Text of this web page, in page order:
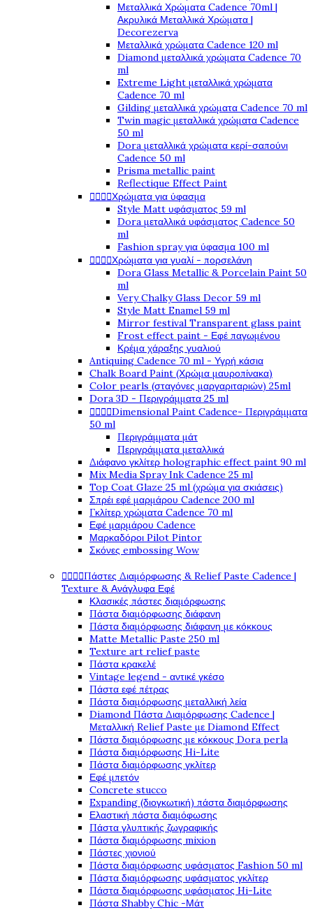
Μεταλλικά Χρώματα Cadence 70ml |
Ακρυλικά Μεταλλικά Χρώματα |
Decorezerva
Μεταλλικά χρώματα Cadence 120 ml
Diamond μεταλλικά χρώματα Cadence 70
ml
Extreme Light μεταλλικά χρώματα
Cadence 70 ml
Gilding μεταλλικά χρώματα Cadence 70 ml
Twin magic μεταλλικά χρώματα Cadence
50 ml
Dora μεταλλικά χρώματα κερί-σαπούνι
Cadence 50 ml
Prisma metallic paint
Reflectique Effect Paint
Χρώματα για ύφασμα
Style Matt υφάσματος 59 ml
Dora μεταλλικά υφάσματος Cadence 50
ml
Fashion spray για ύφασμα 100 ml
Χρώματα για γυαλί - πορσελάνη
Dora Glass Metallic & Porcelain Paint 50
ml
Very Chalky Glass Decor 59 ml
Style Matt Enamel 59 ml
Mirror festival Transparent glass paint
Frost effect paint - Εφέ παγωμένου
Κρέμα χάραξης γυαλιού
Antiquing Cadence 70 ml - Υγρή κάσια
Chalk Board Paint (Χρώμα μαυροπίνακα)
Color pearls (σταγόνες μαργαριταριών) 25ml
Dora 3D - Περιγράμματα 25 ml
Dimensional Paint Cadence- Περιγράμματα
50 ml
Περιγράμματα μάτ
Περιγράμματα μεταλλικά
Διάφανο γκλίτερ holographic effect paint 90 ml
Mix Media Spray Ink Cadence 25 ml
Top Coat Glaze 25 ml (χρώμα για σκιάσεις)
Σπρέι εφέ μαρμάρου Cadence 200 ml
Γκλίτερ χρώματα Cadence 70 ml
Εφέ μαρμάρου Cadence
Μαρκαδόροι Pilot Pintor
Σκόνες embossing Wow
Πάστες Διαμόρφωσης & Relief Paste Cadence |
Texture & Ανάγλυφα Εφέ
Κλασικές πάστες διαμόρφωσης
Πάστα διαμόρφωσης διάφανη
Πάστα διαμόρφωσης διάφανη με κόκκους
Matte Metallic Paste 250 ml
Texture art relief paste
Πάστα κρακελέ
Vintage legend - αντικέ γκέσο
Πάστα εφέ πέτρας
Πάστα διαμόρφωσης μεταλλική λεία
Diamond Πάστα Διαμόρφωσης Cadence |
Μεταλλική Relief Paste με Diamond Effect
Πάστα διαμόρφωσης με κόκκους Dora perla
Πάστα διαμόρφωσης Hi-Lite
Πάστα διαμόρφωσης γκλίτερ
Εφέ μπετόν
Concrete stucco
Expanding (διογκωτική) πάστα διαμόρφωσης
Ελαστική πάστα διαμόφωσης
Πάστα γλυπτικής ζωγραφικής
Πάστα διαμόρφωσης mixion
Πάστες χιονιού
Πάστα διαμόρφωσης υφάσματος Fashion 50 ml
Πάστα διαμόρφωσης υφάσματος γκλίτερ
Πάστα διαμόρφωσης υφάσματος Hi-Lite
Πάστα Shabby Chic -Μάτ